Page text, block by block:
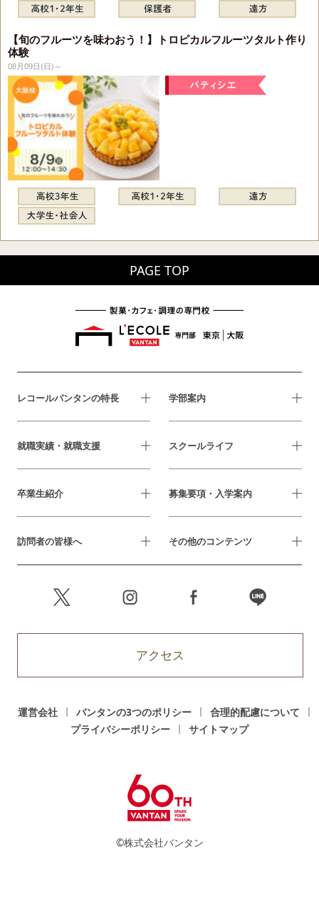
【旬のフルーツを味わおう！】トロピカルフルーツタルト作り
体験
08月09日(日)～
PAGE TOP
レコールバンタンの特長 学部案内
就職実績・就職支援 スクールライフ
卒業生紹介 募集要項・入学案内
訪問者の皆様へ その他のコンテンツ
アクセス
運営会社 バンタンの3つのポリシー
合理的配慮について
プライバシーポリシー
サイトマップ
©株式会社バンタン